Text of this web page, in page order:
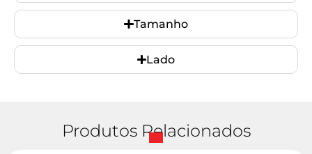
Tamanho
Lado
Produtos Relacionados